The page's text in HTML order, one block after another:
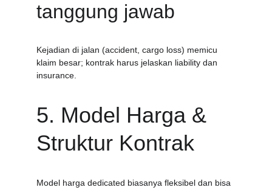
tanggung jawab
Kejadian di jalan (accident, cargo loss) memicu
klaim besar; kontrak harus jelaskan liability dan
insurance.
5. Model Harga &
Struktur Kontrak
Model harga dedicated biasanya fleksibel dan bisa